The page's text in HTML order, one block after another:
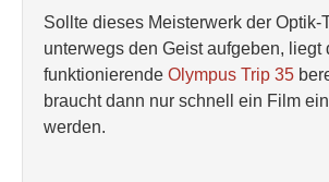
Sollte dieses Meisterwerk der Optik-
unterwegs den Geist aufgeben, liegt
funktionierende Olympus Trip 35
braucht dann nur schnell ein Film
werden.